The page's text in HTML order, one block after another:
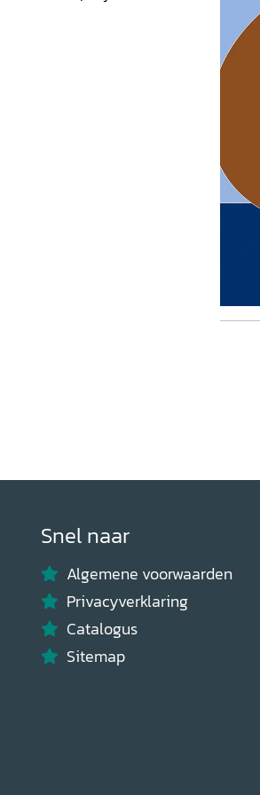
Snel naar
Algemene voorwaarden
Privacyverklaring
Catalogus
Sitemap